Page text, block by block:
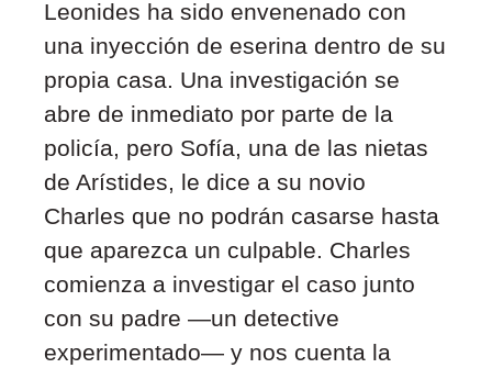
Leonides ha sido envenenado con
una inyección de eserina dentro de su
propia casa. Una investigación se
abre de inmediato por parte de la
policía, pero Sofía, una de las nietas
de Arístides, le dice a su novio
Charles que no podrán casarse hasta
que aparezca un culpable. Charles
comienza a investigar el caso junto
con su padre —un detective
experimentado— y nos cuenta la